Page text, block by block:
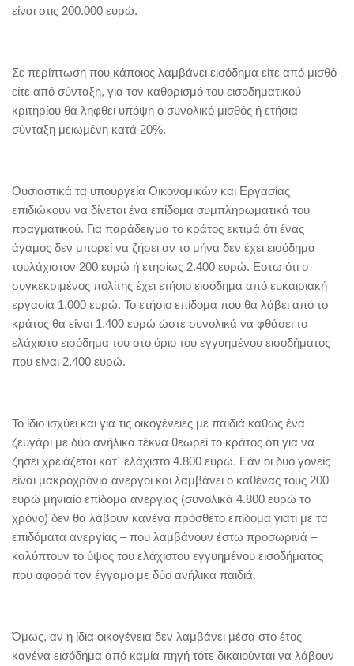
είναι στις 200.000 ευρώ.
Σε περίπτωση που κάποιος λαμβάνει εισόδημα είτε από μισθό
είτε από σύνταξη, για τον καθορισμό του εισοδηματικού
κριτηρίου θα ληφθεί υπόψη ο συνολικό μισθός ή ετήσια
σύνταξη μειωμένη κατά 20%.
Ουσιαστικά τα υπουργεία Οικονομικών και Εργασίας
επιδιώκουν να δίνεται ένα επίδομα συμπληρωματικά του
πραγματικού. Για παράδειγμα το κράτος εκτιμά ότι ένας
άγαμος δεν μπορεί να ζήσει αν το μήνα δεν έχει εισόδημα
τουλάχιστον 200 ευρώ ή ετησίως 2.400 ευρώ. Εστω ότι ο
συγκεκριμένος πολίτης έχει ετήσιο εισόδημα από ευκαιριακή
εργασία 1.000 ευρώ. Το ετήσιο επίδομα που θα λάβει από το
κράτος θα είναι 1.400 ευρώ ώστε συνολικά να φθάσει το
ελάχιστο εισόδημα του στο όριο του εγγυημένου εισοδήματος
που είναι 2.400 ευρώ.
Το ίδιο ισχύει και για τις οικογένειες με παιδιά καθώς ένα
ζευγάρι με δύο ανήλικα τέκνα θεωρεί το κράτος ότι για να
ζήσει χρειάζεται κατ΄ ελάχιστο 4.800 ευρώ. Εάν οι δυο γονείς
είναι μακροχρόνια άνεργοι και λαμβάνει ο καθένας τους 200
ευρώ μηνιαίο επίδομα ανεργίας (συνολικά 4.800 ευρώ το
χρόνο) δεν θα λάβουν κανένα πρόσθετο επίδομα γιατί με τα
επιδόματα ανεργίας – που λαμβάνουν έστω προσωρινά –
καλύπτουν το ύψος του ελάχιστου εγγυημένου εισοδήματος
που αφορά τον έγγαμο με δύο ανήλικα παιδιά.
Όμως, αν η ίδια οικογένεια δεν λαμβάνει μέσα στο έτος
κανένα εισόδημα από καμία πηγή τότε δικαιούνται να λάβουν